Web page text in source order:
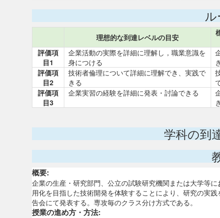
理想的な到達レベルの目安
評価項
目1
企業活動の実際を詳細に理解し，職業意識を
身につける
評価項
目2
技術者倫理について詳細に理解でき、実践で
きる
評価項
目3
企業実習の経験を詳細に発表・討論できる
学科の到
概要:
企業の生産・研究部門、公立の試験研究機関または大学等
用化を目指した技術開発を体験することにより、研究の実
告会にて発表する。専攻毎のクラス分け方式である。
授業の進め方・方法: